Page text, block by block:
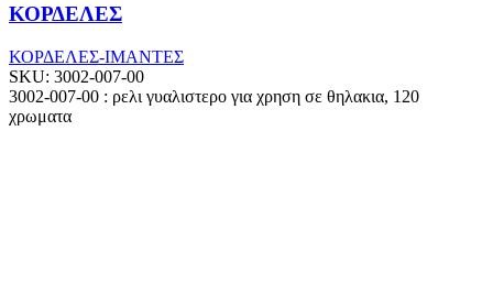
ΚΟΡΔΕΛΕΣ
ΚΟΡΔΕΛΕΣ-ΙΜΑΝΤΕΣ
SKU: 3002-007-00
3002-007-00 : ρελι γυαλιστερο για χρηση σε θηλακια, 120
χρωματα